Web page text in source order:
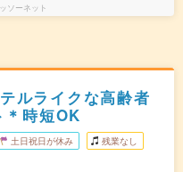
ソーネット
ルライクな高齢者
＊時短OK
土日祝日が休み 残業なし